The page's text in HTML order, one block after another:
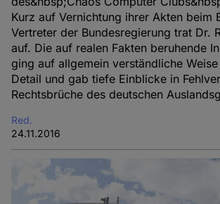
Kurz auf Vernichtung ihrer Akten beim
Vertreter der Bundesregierung trat Dr.
auf. Die auf realen Fakten beruhende
ging auf allgemein verständliche
Detail und gab tiefe Einblicke in
Rechtsbrüche des deutschen
Red.
24.11.2016